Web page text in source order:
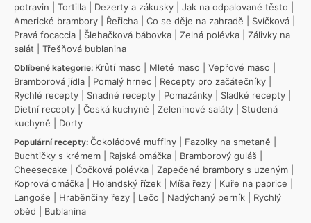
potravin
Tortilla Dezerty a zákusky Jak na odpalované těsto
Americké brambory
Řeřicha Co se děje na zahradě Svíčková
Pravá focaccia
Šlehačková bábovka Zelná polévka
Zálivky na
salát
Třešňová bublanina
Oblíbené kategorie: Krůtí maso Mleté maso Vepřové maso
Bramborová jídla
Pomalý hrnec Recepty pro začátečníky
Rychlé recepty
Snadné recepty Pomazánky Sladké recepty
Dietní recepty
Česká kuchyně Zeleninové saláty
Studená
kuchyně
Dorty
Populární recepty: Čokoládové muffiny Fazolky na smetaně
Buchtičky s krémem
Rajská omáčka Bramborový guláš
Cheesecake
Čočková polévka Zapečené brambory s uzeným
Koprová omáčka
Holandský řízek Míša řezy Kuře na paprice
Langoše
Hraběnčiny řezy Lečo Nadýchaný perník
Rychlý
oběd
Bublanina